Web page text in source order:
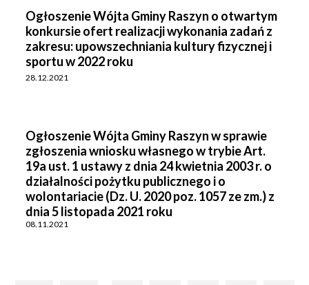
Ogłoszenie Wójta Gminy Raszyn o otwartym
konkursie ofert realizacji wykonania zadań z
zakresu: upowszechniania kultury fizycznej i
sportu w 2022 roku
28.12.2021
Ogłoszenie Wójta Gminy Raszyn w sprawie
zgłoszenia wniosku własnego w trybie Art.
19a ust. 1 ustawy z dnia 24 kwietnia 2003 r. o
działalności pożytku publicznego i o
wolontariacie (Dz. U. 2020 poz. 1057 ze zm.) z
dnia 5 listopada 2021 roku
08.11.2021